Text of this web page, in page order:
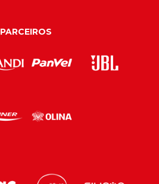
PARCEIROS